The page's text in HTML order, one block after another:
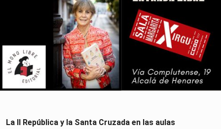
La II República y la Santa Cruzada en las aulas